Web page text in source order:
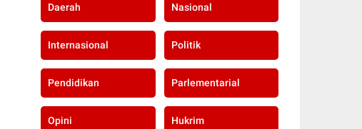
Daerah Nasional
Internasional Politik
Pendidikan Parlementarial
Opini Hukrim